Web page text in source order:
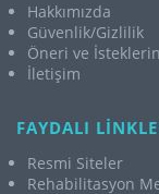
Hakkımızda
Güvenlik/Gizlilik
Öneri ve
İletişim
FAYDALI
Resmi Siteler
Rehabilitasyon